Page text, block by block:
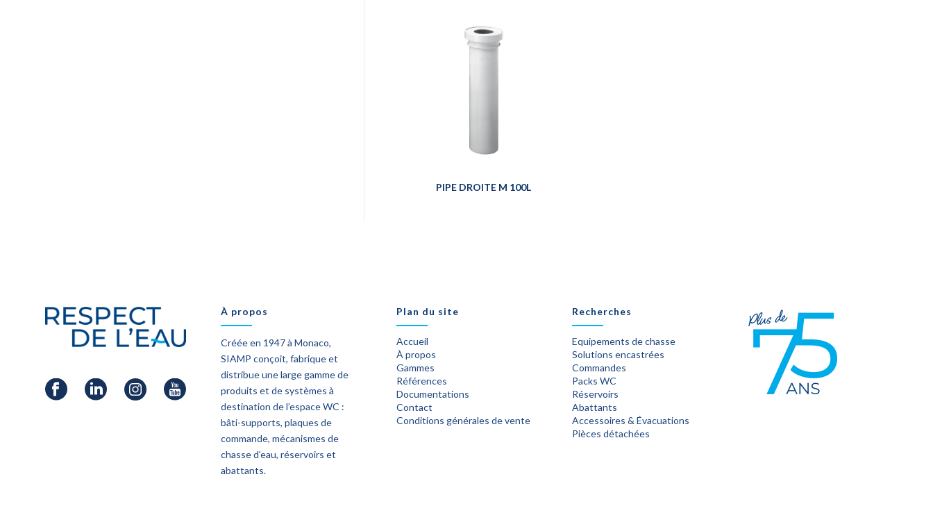
PIPE DROITE M 100L
À propos
Créée en 1947 à Monaco,
SIAMP conçoit, fabrique et
distribue une large gamme de
produits et de systèmes à
destination de l’espace WC :
bâti-supports, plaques de
commande, mécanismes de
chasse d’eau, réservoirs et
abattants.
Plan du site
Accueil
À propos
Gammes
Références
Documentations
Contact
Conditions générales de vente
Recherches
Equipements de chasse
Solutions encastrées
Commandes
Packs WC
Réservoirs
Abattants
Accessoires & Évacuations
Pièces détachées